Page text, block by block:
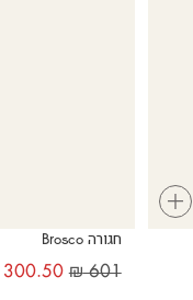
+
חגורה Brosco
₪601
300.50